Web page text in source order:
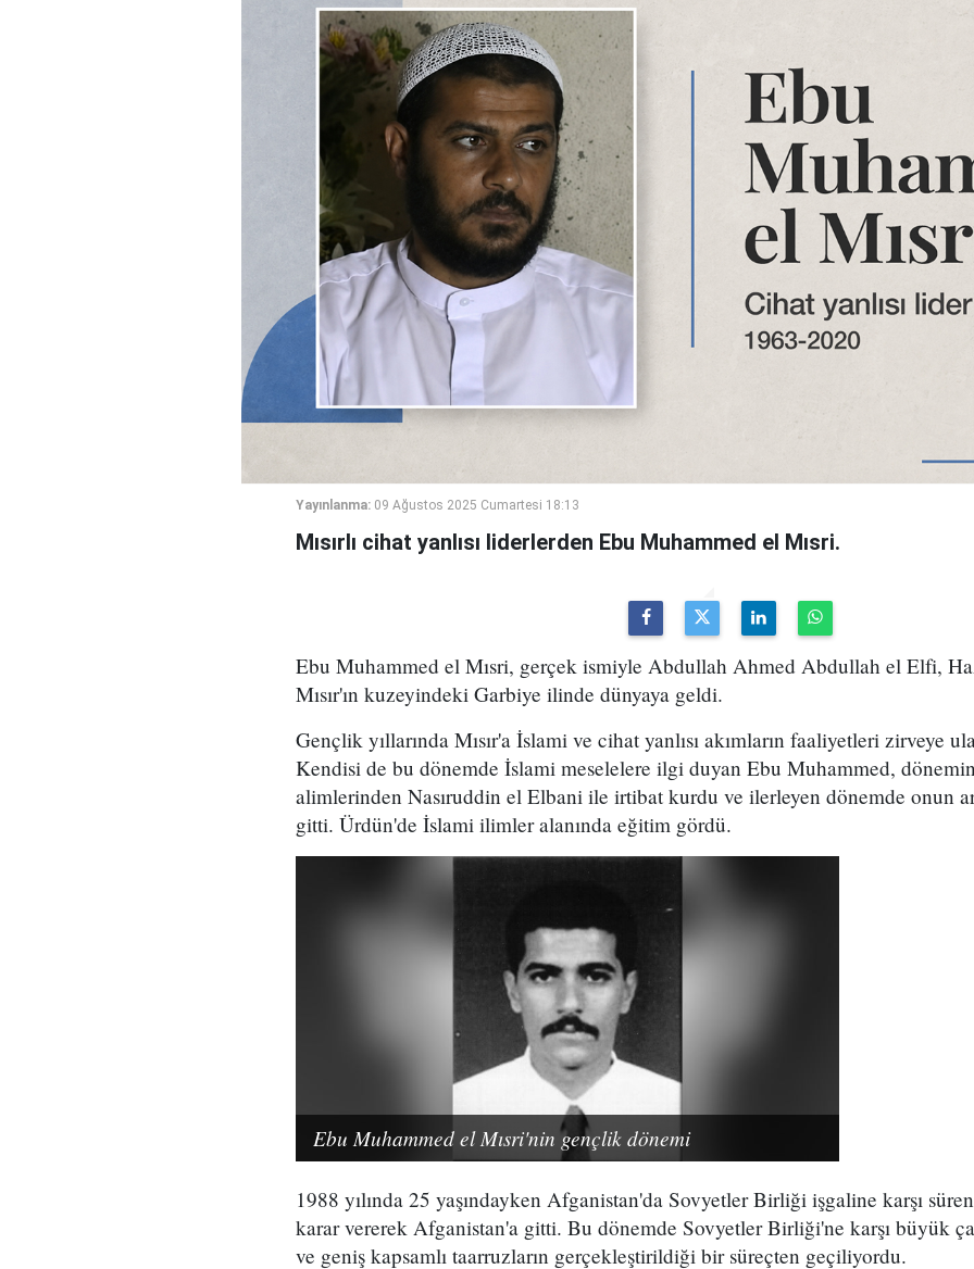
Yayınlanma: 09 Ağustos 2025 Cumartesi 18:13
Mısırlı cihat yanlısı liderlerden Ebu Muhammed el Mısri.
Ebu Muhammed el Mısri, gerçek ismiyle Abdullah Ahmed Abdullah el Elfi,
Mısır'ın kuzeyindeki Garbiye ilinde dünyaya geldi.
Gençlik yıllarında Mısır'a İslami ve cihat yanlısı akımların faaliyetleri zirveye
Kendisi de bu dönemde İslami meselelere ilgi duyan Ebu Muhammed,
alimlerinden Nasıruddin el Elbani ile irtibat kurdu ve ilerleyen dönemde onun
gitti. Ürdün'de İslami ilimler alanında eğitim gördü.
Ebu Muhammed el Mısri'nin gençlik dönemi
1988 yılında 25 yaşındayken Afganistan'da Sovyetler Birliği işgaline karşı
karar vererek Afganistan'a gitti. Bu dönemde Sovyetler Birliği'ne karşı büyük
ve geniş kapsamlı taarruzların gerçekleştirildiği bir süreçten geçiliyordu.